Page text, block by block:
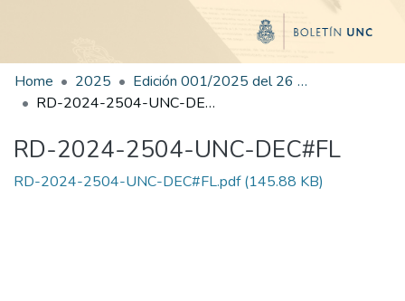
Home 2025
Edición 001/2025 del 26 de mayo de 2025
RD-2024-2504-UNC-DEC#FL
RD-2024-2504-UNC-DEC#FL
RD-2024-2504-UNC-DEC#FL.pdf(145.88 KB)